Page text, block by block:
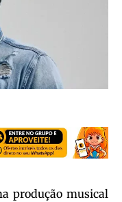
produção musical